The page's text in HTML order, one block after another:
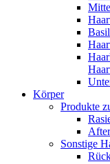
Körper
Produkte
Sonstige